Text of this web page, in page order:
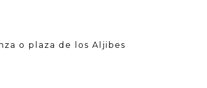
o plaza de los Aljibes